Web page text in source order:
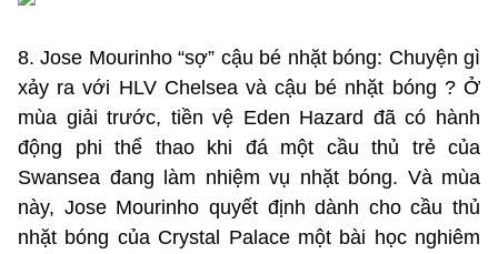
8. Jose Mourinho “sợ” cậu bé nhặt bóng: Chuyện gì
xảy ra với HLV Chelsea và cậu bé nhặt bóng ? Ở
mùa giải trước, tiền vệ Eden Hazard đã có hành
động phi thể thao khi đá một cầu thủ trẻ của
Swansea đang làm nhiệm vụ nhặt bóng. Và mùa
này, Jose Mourinho quyết định dành cho cầu thủ
nhặt bóng của Crystal Palace một bài học nghiêm